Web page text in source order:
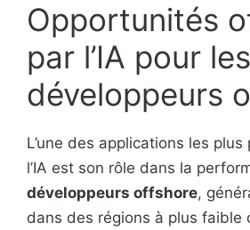
Opportunités
par l’IA pour les
développeurs
L’une des applications les
l’IA est son rôle dans la
développeurs offshore,
dans des régions à plus faible